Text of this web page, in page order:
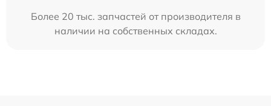
Более 20 тыс. запчастей от производителя в
наличии на собственных складах.